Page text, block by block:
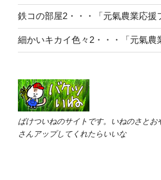
鉄コの部屋2・・・「元氣農業応援
細かいキカイ色々2・・・「元氣農
ばけついねのサイトです。いねのさとお
さんアップしてくれたらいいな